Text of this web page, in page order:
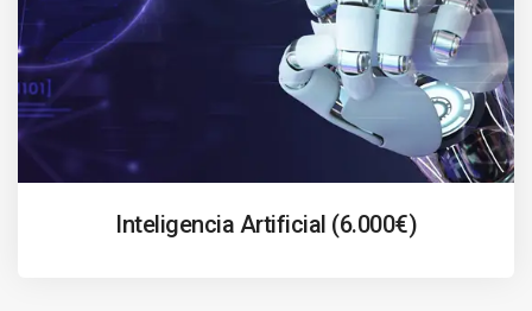
Inteligencia Artificial (6.000€)